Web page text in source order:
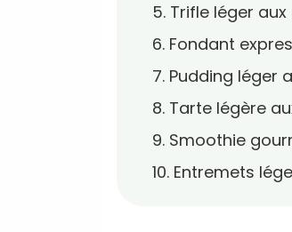
5. Trifle léger
6. Fondant
7. Pudding léger
8. Tarte légère
9. Smoothie
10. Entremets